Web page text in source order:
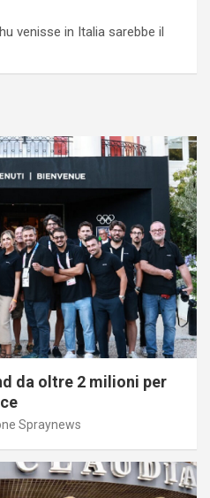
venisse in Italia sarebbe il
da oltre 2 milioni per
Spraynews